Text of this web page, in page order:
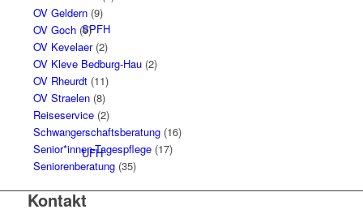
SPFH
UFH
OV Geldern(9)
OV Goch(9)
OV Kevelaer(2)
OV Kleve Bedburg-Hau(2)
OV Rheurdt(11)
OV Straelen(8)
Reiseservice(2)
Schwangerschaftsberatung(16)
Senior*innen-Tagespflege(17)
Seniorenberatung(35)
Kontakt